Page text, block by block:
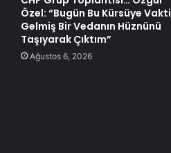
Özel: “Bugün Bu Kürsüye Vakti
Gelmiş Bir Vedanın Hüznünü
Taşıyarak Çıktım”
Ağustos 6, 2026